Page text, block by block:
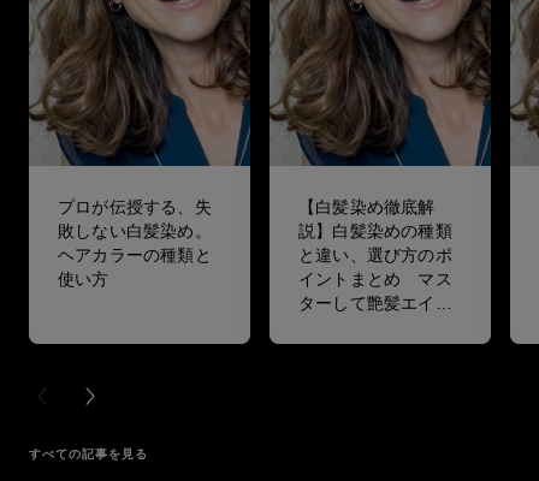
プロが伝授する、失
敗しない白髪染め。
ヘアカラーの種類と
使い方
【白髪染め徹底解
説】白髪染めの種類
と違い、選び方のポ
イントまとめ マス
ターして艶髪エイジ
PREVIOUS CARD
NEXT CARD
すべての記事を見る